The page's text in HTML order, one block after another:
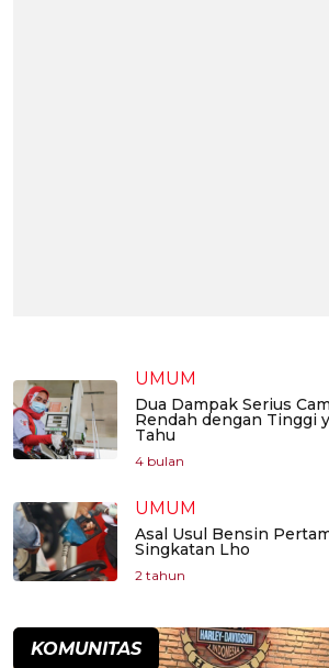
UMUM
Dua Dampak Serius
Rendah dengan Tinggi
Tahu
4 bulan
UMUM
Asal Usul Bensin
Singkatan Lho
2 tahun
KOMUNITAS